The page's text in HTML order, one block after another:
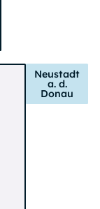
Neustadt
a. d.
Donau